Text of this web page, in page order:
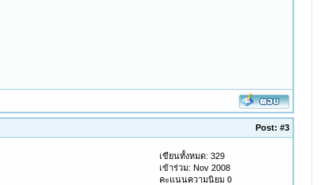
Post:#3
เขียนทั้งหมด: 329
เข้าร่วม: Nov 2008
คะแนนความนิยม0